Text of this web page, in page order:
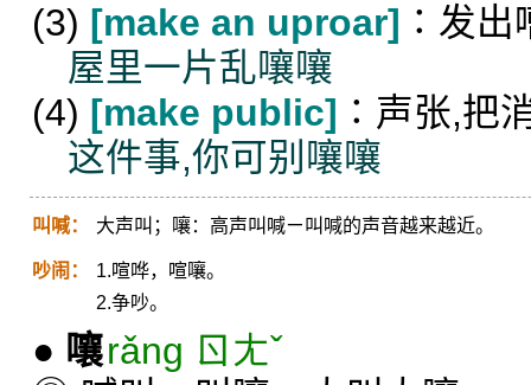
(3) [make an uproar] ∶发出
屋里一片乱嚷嚷
(4) [make public] ∶声张,把
这件事,你可别嚷嚷
叫喊： 大声叫；嚷：高声叫喊ㄧ叫喊的声音越来越近。
吵闹：
1.喧哗，喧嚷。
2.争吵。
● 嚷rǎng ㄖㄤˇ